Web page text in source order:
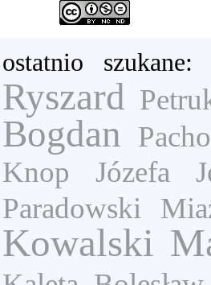
ostatnio szukane:
Ryszard
Bogdan
Knop Józefa
Paradowski
Kowalski